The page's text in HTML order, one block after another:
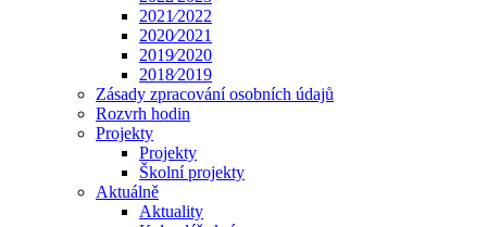
2021⁄2022
2020⁄2021
2019⁄2020
2018⁄2019
Zásady zpracování osobních údajů
Rozvrh hodin
Projekty
Projekty
Školní projekty
Aktuálně
Aktuality